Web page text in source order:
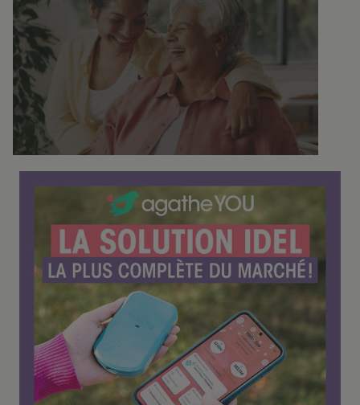
é
n
c